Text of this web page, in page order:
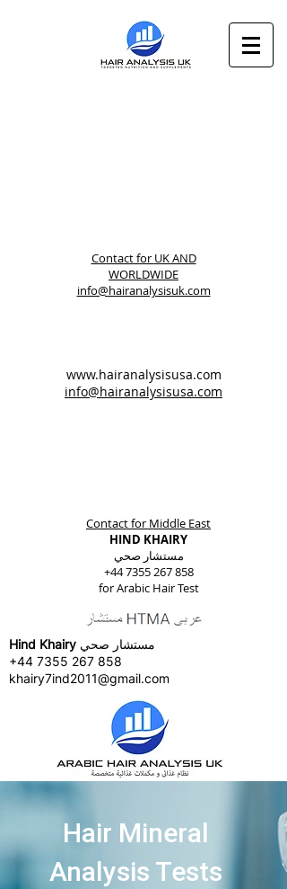
Contact for UK AND
WORLDWIDE
info@hairanalysisuk.com
www.hairanalysisusa.com
info@hairanalysisusa.com
Contact for Middle East
HIND KHAIRY
مستشار صحي
+44 7355 267 858
for Arabic Hair Test
Hind Khairy مستشار صحي
+44 7355 267 858
khairy7ind2011@gmail.com
khairy7ind2011@gmail.com
Hair Mineral
Analysis Tests